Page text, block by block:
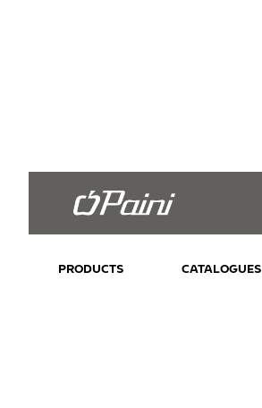
PRODUCTS CATALOGUES